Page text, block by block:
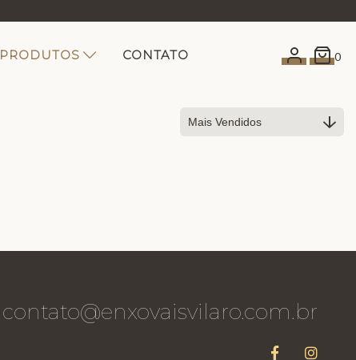
PRODUTOS CONTATO 0
contato@enxovaisvilaro.com.br